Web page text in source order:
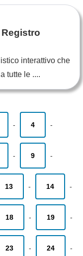
interattivo che
tutte le ....
- 4 -
- 9 -
13 - 14 -
18 - 19 -
23 - 24 -